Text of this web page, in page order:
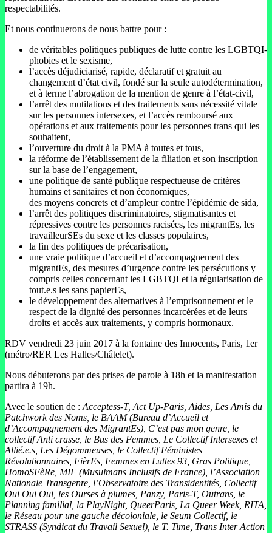
respectabilités.
Et nous continuerons de nous battre pour :
de véritables politiques publiques de lutte contre les LGBTQI-
phobies et le sexisme,
l’accès déjudiciarisé, rapide, déclaratif et gratuit au
changement d’état civil, fondé sur la seule autodétermination,
et à terme l’abrogation de la mention de genre à l’état-civil,
l’arrêt des mutilations et des traitements sans nécessité vitale
sur les personnes intersexes, et l’accès remboursé aux
opérations et aux traitements pour les personnes trans qui les
souhaitent,
l’ouverture du droit à la PMA à toutes et tous,
la réforme de l’établissement de la filiation et son inscription
sur la base de l’engagement,
une politique de santé publique respectueuse de critères
humains et sanitaires et non économiques,
des moyens concrets et d’ampleur contre l’épidémie de sida,
l’arrêt des politiques discriminatoires, stigmatisantes et
répressives contre les personnes racisées, les migrantEs, les
travailleurSEs du sexe et les classes populaires,
la fin des politiques de précarisation,
une vraie politique d’accueil et d’accompagnement des
migrantEs, des mesures d’urgence contre les persécutions y
compris celles concernant les LGBTQI et la régularisation de
tout.e.s les sans papierEs,
le développement des alternatives à l’emprisonnement et le
respect de la dignité des personnes incarcérées et de leurs
droits et accès aux traitements, y compris hormonaux.
RDV vendredi 23 juin 2017 à la fontaine des Innocents, Paris, 1er
(métro/RER Les Halles/Châtelet).
Nous débuterons par des prises de parole à 18h et la manifestation
partira à 19h.
Avec le soutien de : Acceptess-T, Act Up-Paris, Aides, Les Amis du
Patchwork des Noms, le BAAM (Bureau d’Accueil et
d’Accompagnement des MigrantEs), C’est pas mon genre, le
collectif Anti crasse, le Bus des Femmes, Le Collectif Intersexes et
Allié.e.s, Les Dégommeuses, le Collectif Féministes
Révolutionnaires, FièrEs, Femmes en Luttes 93, Gras Politique,
HomoSFèRe, MIF (Musulmans Inclusifs de France), l’Association
Nationale Transgenre, l’Observatoire des Transidentités, Collectif
Oui Oui Oui, les Ourses à plumes, Panzy, Paris-T, Outrans, le
Planning familial, la PlayNight, QueerParis, La Queer Week, RITA,
le Réseau pour une gauche décoloniale, le Seum Collectif, le
STRASS (Syndicat du Travail Sexuel), le T. Time, Trans Inter Action